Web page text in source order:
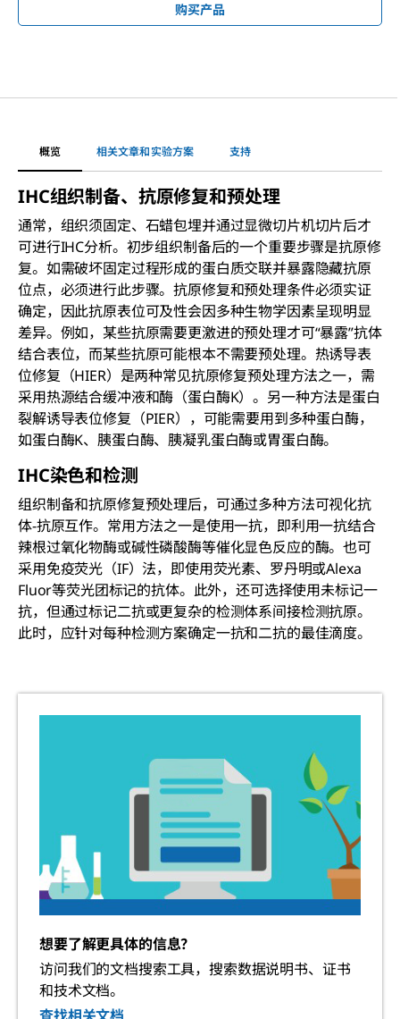
购买产品
概览 相关文章和实验方案 支持
IHC组织制备、抗原修复和预处理
通常，组织须固定、石蜡包埋并通过显微切片机切片后才
可进行IHC分析。初步组织制备后的一个重要步骤是抗原修
复。如需破坏固定过程形成的蛋白质交联并暴露隐藏抗原
位点，必须进行此步骤。抗原修复和预处理条件必须实证
确定，因此抗原表位可及性会因多种生物学因素呈现明显
差异。例如，某些抗原需要更激进的预处理才可“暴露”抗体
结合表位，而某些抗原可能根本不需要预处理。热诱导表
位修复（HIER）是两种常见抗原修复预处理方法之一，需
采用热源结合缓冲液和酶（蛋白酶K）。另一种方法是蛋白
裂解诱导表位修复（PIER），可能需要用到多种蛋白酶，
如蛋白酶K、胰蛋白酶、胰凝乳蛋白酶或胃蛋白酶。
IHC染色和检测
组织制备和抗原修复预处理后，可通过多种方法可视化抗
体-抗原互作。常用方法之一是使用一抗，即利用一抗结合
辣根过氧化物酶或碱性磷酸酶等催化显色反应的酶。也可
采用免疫荧光（IF）法，即使用荧光素、罗丹明或Alexa
Fluor等荧光团标记的抗体。此外，还可选择使用未标记一
抗，但通过标记二抗或更复杂的检测体系间接检测抗原。
此时，应针对每种检测方案确定一抗和二抗的最佳滴度。
想要了解更具体的信息？
访问我们的文档搜索工具，搜索数据说明书、证书
和技术文档。